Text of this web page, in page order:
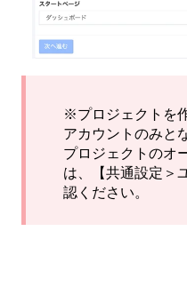
※プロジェクトを
アカウントのみと
プロジェクトのオ
は、【共通設定＞
認ください。